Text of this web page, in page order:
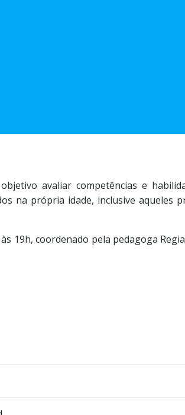
avaliar competências e
na própria idade, inclusive aqueles
19h, coordenado pela pedagoga